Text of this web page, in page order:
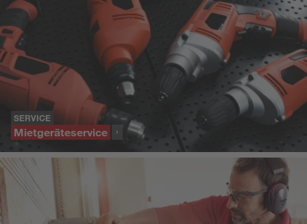
SERVICE
Mietgeräteservice